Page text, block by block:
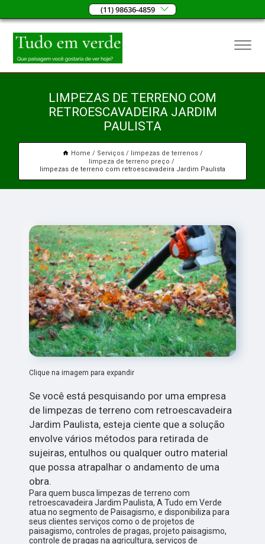
(11) 98636-4859
LIMPEZAS DE TERRENO COM
RETROESCAVADEIRA JARDIM
PAULISTA
Home Serviços
limpezas de terrenos
limpeza de terreno preço
limpezas de terreno com retroescavadeira Jardim Paulista
Clique na imagem para expandir
Se você está pesquisando por uma empresa
de limpezas de terreno com retroescavadeira
Jardim Paulista, esteja ciente que a solução
envolve vários métodos para retirada de
sujeiras, entulhos ou qualquer outro material
que possa atrapalhar o andamento de uma
obra.
Para quem busca limpezas de terreno com
retroescavadeira Jardim Paulista, A Tudo em Verde
atua no segmento de Paisagismo, e disponibiliza para
seus clientes serviços como o de projetos de
paisagismo, controles de pragas, projeto paisagismo,
controle de pragas na agricultura, serviços de